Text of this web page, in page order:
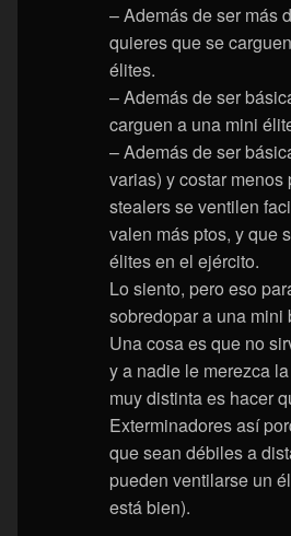
– Además de ser más
quieres que se
élites.
– Además de ser
carguen a una mini
– Además de ser
varias) y costar
stealers se ventilen
valen más ptos, y que
élites en el ejército.
Lo siento, pero eso
sobredopar a una mini
Una cosa es que no
y a nadie le merezca
muy distinta es hacer
Exterminadores así
que sean débiles a
pueden ventilarse un
está bien).